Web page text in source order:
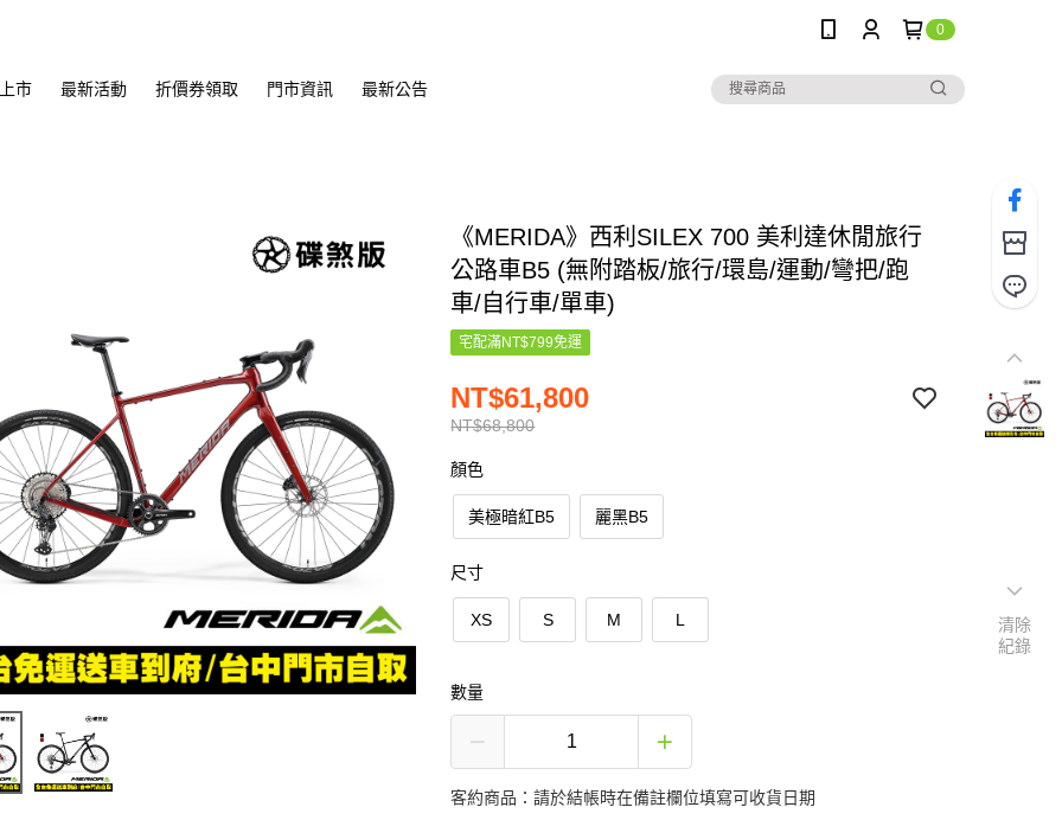
0
市 最新活動 折價券領取 門市資訊 最新公告
《MERIDA》西利SILEX 700 美利達休閒旅行
公路車B5 (無附踏板/旅行/環島/運動/彎把/跑
車/自行車/單車)
宅配滿NT$799免運
NT$68,800
NT$61,800
顏色
美極暗紅B5 麗黑B5
尺寸
XS S M L
數量
客約商品：請於結帳時在備註欄位填寫可收貨日期
清除
紀錄